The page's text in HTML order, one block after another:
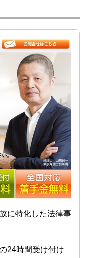
に特化した法律事
24時間受け付け